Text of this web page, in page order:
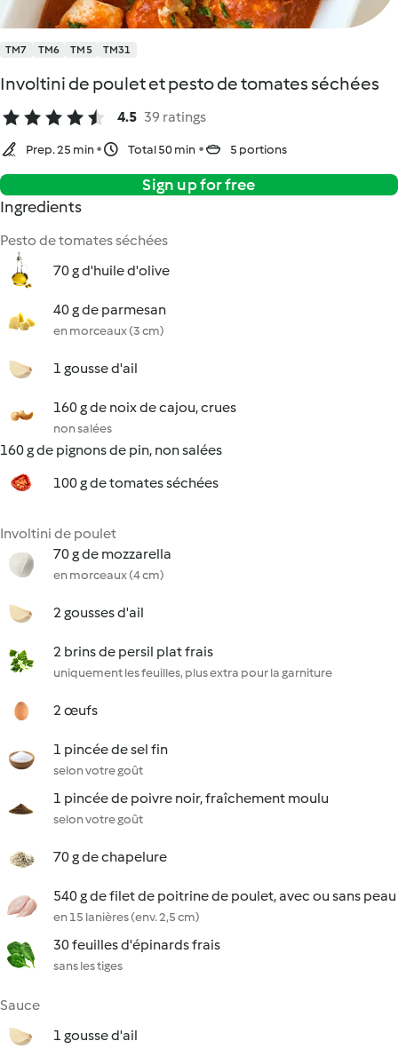
TM7 TM6 TM5 TM31
Involtini de poulet et pesto de tomates séchées
4.5 39 ratings
Prep. 25 min Total 50 min 5 portions
Sign up for free
Ingredients
Pesto de tomates séchées
70 g d'huile d'olive
40 g de parmesan
en morceaux (3 cm)
1 gousse d'ail
160 g de noix de cajou, crues
non salées
160 g de pignons de pin, non salées
100 g de tomates séchées
Involtini de poulet
70 g de mozzarella
en morceaux (4 cm)
2 gousses d'ail
2 brins de persil plat frais
uniquement les feuilles, plus extra pour la garniture
2 œufs
1 pincée de sel fin
selon votre goût
1 pincée de poivre noir, fraîchement moulu
selon votre goût
70 g de chapelure
540 g de filet de poitrine de poulet, avec ou sans peau
en 15 lanières (env. 2,5 cm)
30 feuilles d'épinards frais
sans les tiges
Sauce
1 gousse d'ail